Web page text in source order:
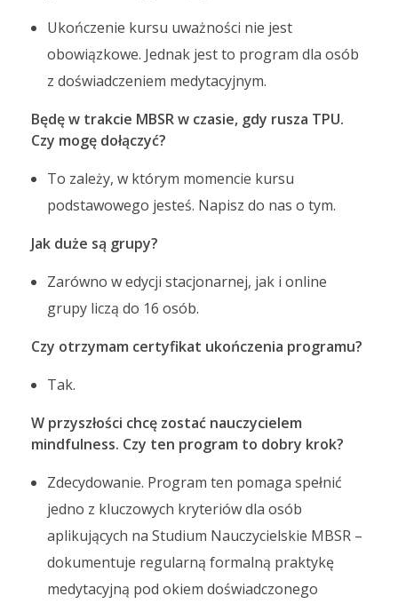
Ukończenie kursu uważności nie jest
obowiązkowe. Jednak jest to program dla osób
z doświadczeniem medytacyjnym.
Będę w trakcie MBSR w czasie, gdy rusza TPU.
Czy mogę dołączyć?
To zależy, w którym momencie kursu
podstawowego jesteś. Napisz do nas o tym.
Jak duże są grupy?
Zarówno w edycji stacjonarnej, jak i online
grupy liczą do 16 osób.
Czy otrzymam certyfikat ukończenia programu?
Tak.
W przyszłości chcę zostać nauczycielem
mindfulness. Czy ten program to dobry krok?
Zdecydowanie. Program ten pomaga spełnić
jedno z kluczowych kryteriów dla osób
aplikujących na Studium Nauczycielskie MBSR –
dokumentuje regularną formalną praktykę
medytacyjną pod okiem doświadczonego